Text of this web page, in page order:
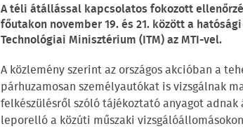
A téli átállással kapcsolatos fokozott
főutakon november 19. és 21. között a
Technológiai Minisztérium (ITM) az MTI-vel.
A közlemény szerint az országos akcióban a
párhuzamosan személyautókat is vizsgálnak
felkészülésről szóló tájékoztató anyagot
leporelló a közúti műszaki